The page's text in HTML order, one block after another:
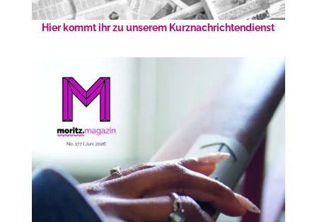
Hier kommt ihr zu unserem Kurznachrichtendienst